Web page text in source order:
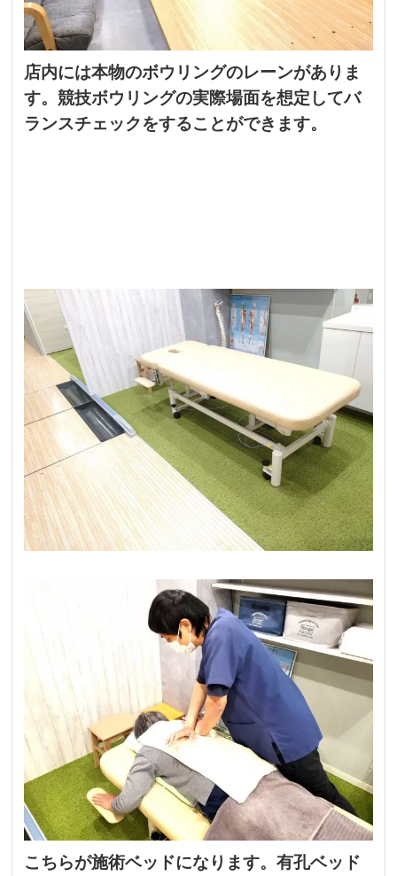
店内には本物のボウリングのレーンがありま
す。競技ボウリングの実際場面を想定してバ
ランスチェックをすることができます。
こちらが施術ベッドになります。有孔ベッド